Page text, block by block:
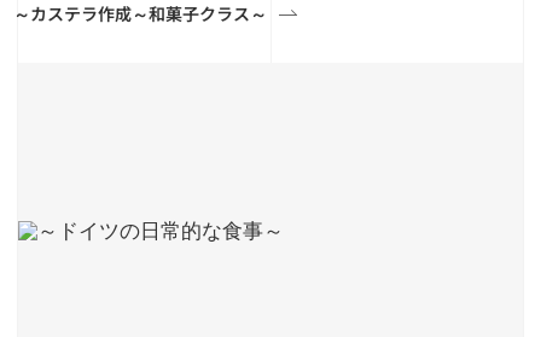
～カステラ作成～和菓子クラス～